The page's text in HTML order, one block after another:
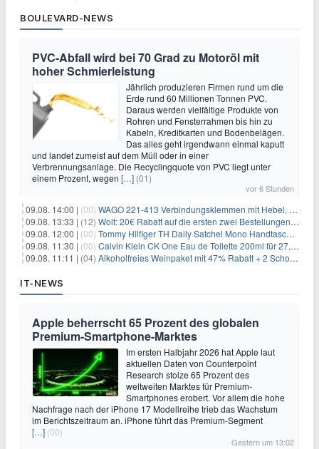
BOULEVARD-NEWS
PVC-Abfall wird bei 70 Grad zu Motoröl mit
hoher Schmierleistung
Jährlich produzieren Firmen rund um die
Erde rund 60 Millionen Tonnen PVC.
Daraus werden vielfältige Produkte von
Rohren und Fensterrahmen bis hin zu
Kabeln, Kreditkarten und Bodenbelägen.
Das alles geht irgendwann einmal kaputt
und landet zumeist auf dem Müll oder in einer
Verbrennungsanlage. Die Recyclingquote von PVC liegt unter
einem Prozent, wegen […] (01)
vor 6 Stunden
09.08. 14:00 | (00) WAGO 221-413 Verbindungsklemmen mit Hebel, 50 Stück für 14,99€
09.08. 13:33 | (12) Wolt: 20€ Rabatt auf die ersten zwei Bestellungen für Neukunden
09.08. 12:00 | (00) Tommy Hilfiger TH Daily Satchel Mono Handtasche für 73,97€
09.08. 11:30 | (00) Calvin Klein CK One Eau de Toilette 200ml für 27,99€
09.08. 11:11 | (04) Alkoholfreies Weinpaket mit 47% Rabatt + 2 Schott Zwiesel Gläser GRATIS für 29,99€
IT-NEWS
Apple beherrscht 65 Prozent des globalen
Premium-Smartphone-Marktes
Im ersten Halbjahr 2026 hat Apple laut
aktuellen Daten von Counterpoint
Research stolze 65 Prozent des
weltweiten Marktes für Premium-
Smartphones erobert. Vor allem die hohe
Nachfrage nach der iPhone 17 Modellreihe trieb das Wachstum
im Berichtszeitraum an. iPhone führt das Premium-Segment
[…] (00)
Gestern um 13:02